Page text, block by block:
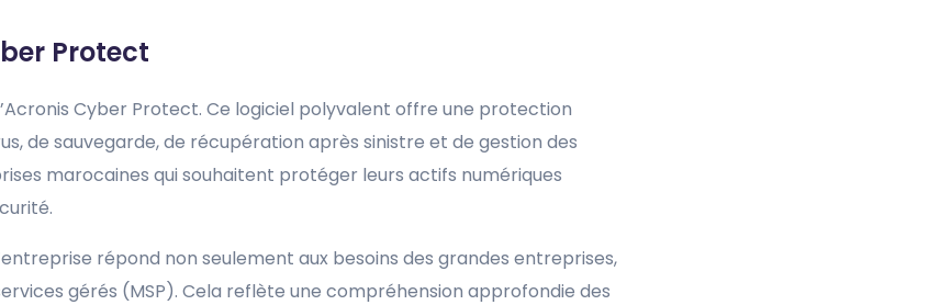
Protect
Cyber Protect. Ce logiciel polyvalent offre une protection
de sauvegarde, de récupération après sinistre et de gestion des
marocaines qui souhaitent protéger leurs actifs numériques
répond non seulement aux besoins des grandes entreprises,
gérés (MSP). Cela reflète une compréhension approfondie des